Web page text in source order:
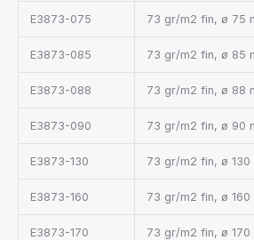
E3873-075 73 gr/m2 fin, ø 75
E3873-085 73 gr/m2 fin, ø 85
E3873-088 73 gr/m2 fin, ø 88
E3873-090 73 gr/m2 fin, ø 90
E3873-130 73 gr/m2 fin, ø 130
E3873-160 73 gr/m2 fin, ø 160
E3873-170 73 gr/m2 fin, ø 170